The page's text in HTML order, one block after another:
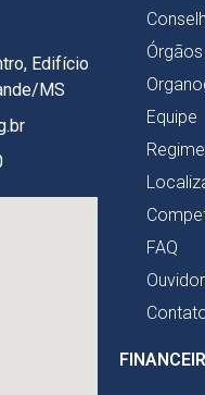
Edifício
MS
Equipe
FAQ